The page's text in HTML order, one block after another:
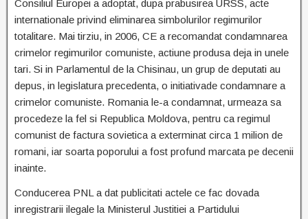
Consiliul Europei a adoptat, dupa prabusirea URSS, acte
internationale privind eliminarea simbolurilor regimurilor
totalitare. Mai tirziu, in 2006, CE a recomandat condamnarea
crimelor regimurilor comuniste, actiune produsa deja in unele
tari. Si in Parlamentul de la Chisinau, un grup de deputati au
depus, in legislatura precedenta, o initiativade condamnare a
crimelor comuniste. Romania le-a condamnat, urmeaza sa
procedeze la fel si Republica Moldova, pentru ca regimul
comunist de factura sovietica a exterminat circa 1 milion de
romani, iar soarta poporului a fost profund marcata pe decenii
inainte.
Conducerea PNL a dat publicitati actele ce fac dovada
inregistrarii ilegale la Ministerul Justitiei a Partidului